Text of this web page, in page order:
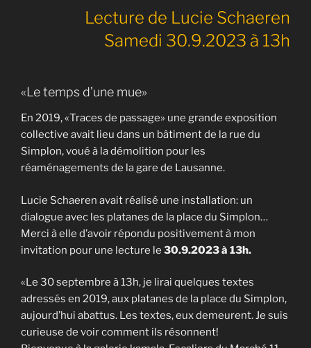
Lecture de Lucie Schaeren
Samedi 30.9.2023 à 13h
«Le temps d’une mue»
En 2019, «Traces de passage» une grande exposition
collective avait lieu dans un bâtiment de la rue du
Simplon, voué à la démolition pour les
réaménagements de la gare de Lausanne.
Lucie Schaeren avait réalisé une installation: un
dialogue avec les platanes de la place du Simplon…
Merci à elle d’avoir répondu positivement à mon
invitation pour une lecture le 30.9.2023 à 13h.
«Le 30 septembre à 13h, je lirai quelques textes
adressés en 2019, aux platanes de la place du Simplon,
aujourd’hui abattus. Les textes, eux demeurent. Je suis
curieuse de voir comment ils résonnent!